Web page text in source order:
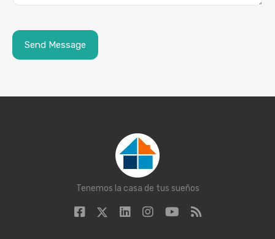
Tenemos la casa de tus sueños